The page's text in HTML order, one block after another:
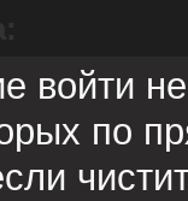
войти
по